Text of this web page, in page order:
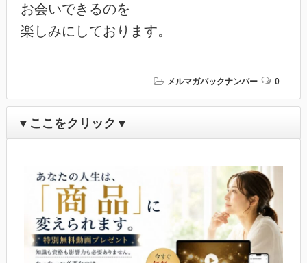
お会いできるのを
楽しみにしております。
メルマガバックナンバー 0
▼ここをクリック▼